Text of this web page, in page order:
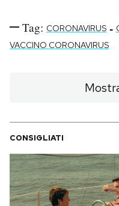
Tag: CORONAVIRUS -
VACCINO CORONAVIRUS
CONSIGLIATI